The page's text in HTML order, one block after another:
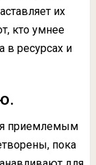
их
кто умнее
в ресурсах и
приемлемым
пока